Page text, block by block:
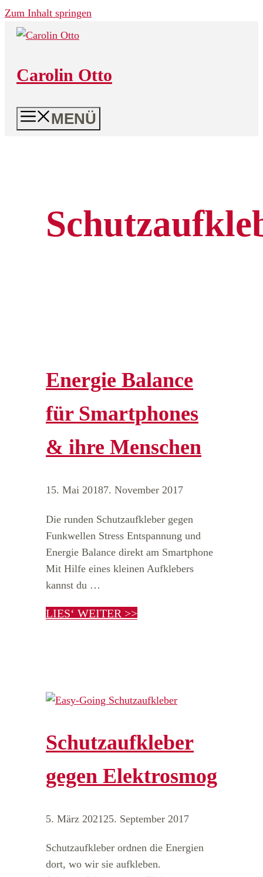
Zum Inhalt springen
Carolin Otto
MENÜ
Energie Balance
für Smartphones
& ihre Menschen
15. Mai 20187. November 2017
Die runden Schutzaufkleber gegen
Funkwellen Stress Entspannung und
Energie Balance direkt am Smartphone
Mit Hilfe eines kleinen Aufklebers
kannst du …
LIES‘ WEITER >>
Schutzaufkleber
gegen Elektrosmog
5. März 2021 25. September 2017
Schutzaufkleber ordnen die Energien
dort, wo wir sie aufkleben.